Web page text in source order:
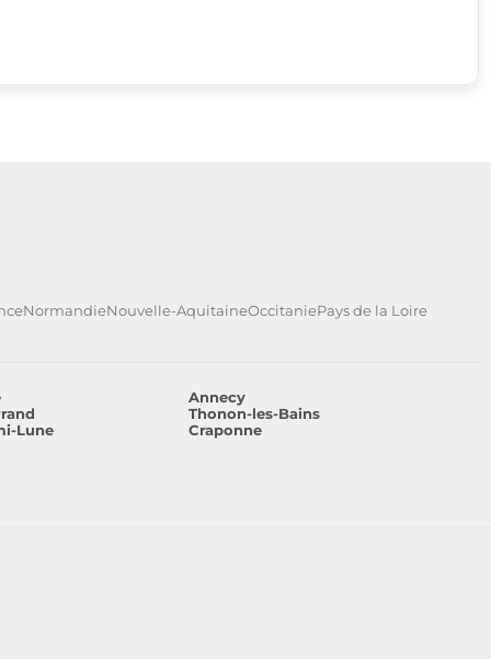
NormandieNouvelle-AquitaineOccitaniePays de la Loire
Annecy
Thonon-les-Bains
Lune
Craponne